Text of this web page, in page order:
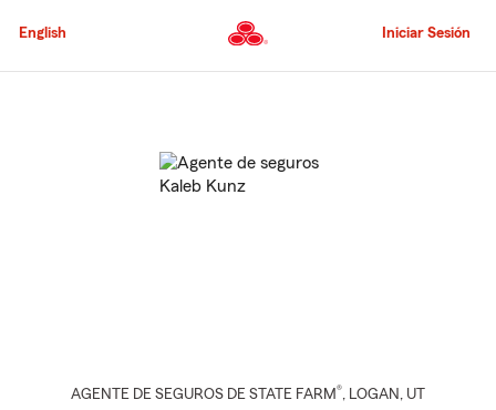
al
principal
English Iniciar Sesión
AGENTE DE SEGUROS DE STATE FARM®, LOGAN , UT